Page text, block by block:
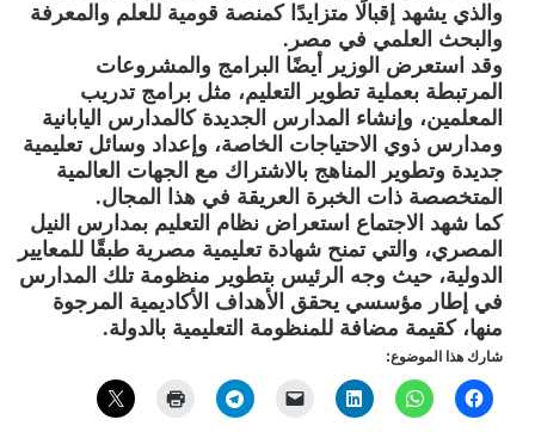
والذي يشهد إقبالًا متزايدًا كمنصة قومية للعلم والمعرفة
والبحث العلمي في مصر.
وقد استعرض الوزير أيضًا البرامج والمشروعات
المرتبطة بعملية تطوير التعليم، مثل برامج تدريب
المعلمين، وإنشاء المدارس الجديدة كالمدارس اليابانية
ومدارس ذوي الاحتياجات الخاصة، وإعداد وسائل تعليمية
جديدة وتطوير المناهج بالاشتراك مع الجهات العالمية
المتخصصة ذات الخبرة العريقة في هذا المجال.
كما شهد الاجتماع استعراض نظام التعليم بمدارس النيل
المصري، والتي تمنح شهادة تعليمية مصرية طبقًا للمعايير
الدولية، حيث وجه الرئيس بتطوير منظومة تلك المدارس
في إطار مؤسسي يحقق الأهداف الأكاديمية المرجوة
منها، كقيمة مضافة للمنظومة التعليمية بالدولة.
شارك هذا الموضوع: